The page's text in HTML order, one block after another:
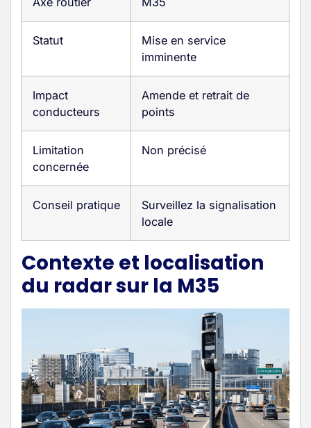
Statut
Mise en service
imminente
Impact
conducteurs
Amende et retrait de
points
Limitation
concernée
Non précisé
Conseil pratique
Surveillez la signalisation
locale
Contexte et localisation
du radar sur la M35